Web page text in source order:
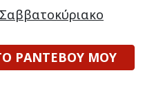
ΡΑΝΤΕΒΟΥ ΜΟΥ